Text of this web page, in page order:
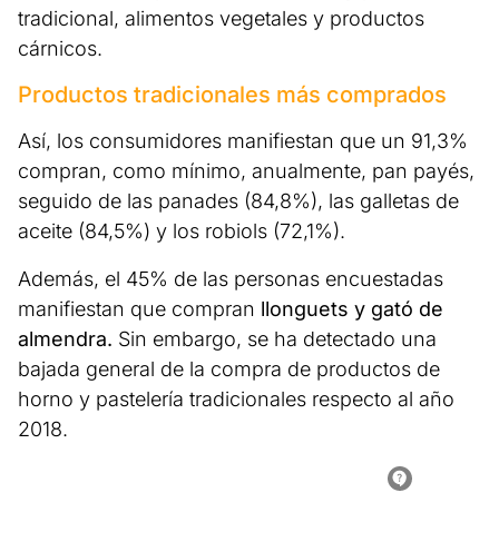
tradicional, alimentos vegetales y productos
cárnicos.
Productos tradicionales más comprados
Así, los consumidores manifiestan que un 91,3%
compran, como mínimo, anualmente, pan payés,
seguido de las panades (84,8%), las galletas de
aceite (84,5%) y los robiols (72,1%).
Además, el 45% de las personas encuestadas
manifiestan que compran llonguets y gató de
almendra. Sin embargo, se ha detectado una
bajada general de la compra de productos de
horno y pastelería tradicionales respecto al año
2018.